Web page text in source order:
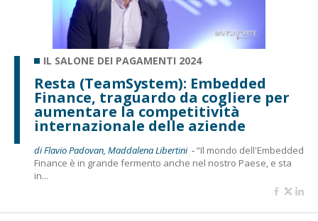
IL SALONE DEI PAGAMENTI 2024
Resta (TeamSystem): Embedded
Finance, traguardo da cogliere per
aumentare la competitività
internazionale delle aziende
di Flavio Padovan, Maddalena Libertini -“Il mondo dell'Embedded
Finance è in grande fermento anche nel nostro Paese, e sta
in...